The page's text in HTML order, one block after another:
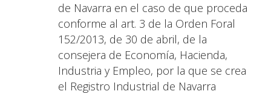
de Navarra en el caso de que proceda
conforme al art. 3 de la Orden Foral
152/2013, de 30 de abril, de la
consejera de Economía, Hacienda,
Industria y Empleo, por la que se crea
el Registro Industrial de Navarra